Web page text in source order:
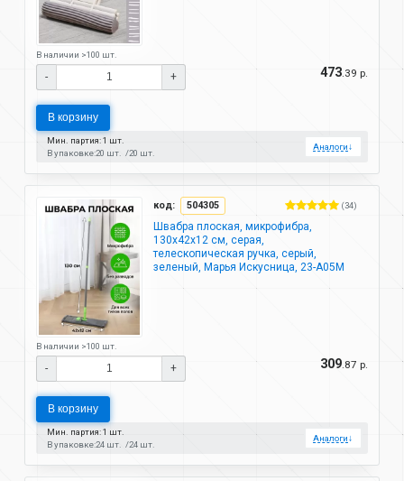
В наличии >100 шт.
- + 473.39 р.
В корзину
Мин. партия: 1 шт.
В упаковке:20 шт. 20 шт.
Аналоги↓
код: 504305 (34)
Швабра плоская, микрофибра,
130х42х12 см, серая,
телескопическая ручка, серый,
зеленый, Марья Искусница, 23-A05M
В наличии >100 шт.
- + 309.87 р.
В корзину
Мин. партия: 1 шт.
В упаковке:24 шт. 24 шт.
Аналоги↓